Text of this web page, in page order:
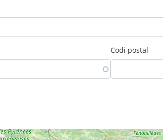
Codi postal